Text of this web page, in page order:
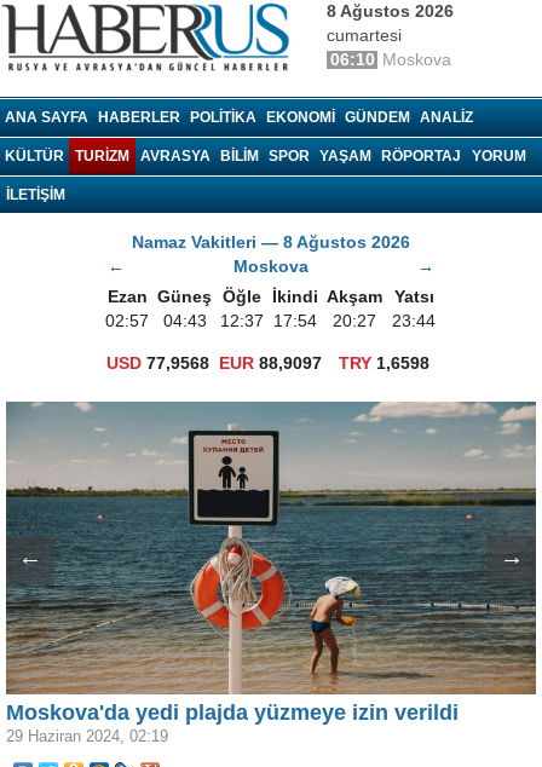
8 Ağustos 2026
cumartesi
06:10 Moskova
ANA SAYFA HABERLER POLITIKA EKONOMI GÜNDEM ANALIZ
KÜLTÜR TURIZM AVRASYA BILIM SPOR YAŞAM RÖPORTAJ YORUM
İLETİŞİM
Namaz Vakitleri — 8 Ağustos 2026
←
Moskova
→
Ezan Güneş Öğle İkindi Akşam
Yatsı
02:57
04:43 12:37 17:54 20:27 23:44
USD 77,9568 EUR 88,9097 TRY1,6598
← →
Moskova'da yedi plajda yüzmeye izin verildi
29 Haziran 2024, 02:19